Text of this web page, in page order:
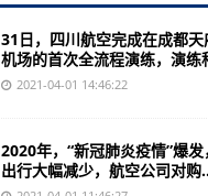
外交部回应有西方国家称中国干
天府国际机场迎来首个航司全流程
31日，四川航空完成在成都天
机场的首次全流程演练，演练
2021-04-01 14:46:22
2020年，“新冠肺炎疫情”爆
出行大幅减少，航空公司对购